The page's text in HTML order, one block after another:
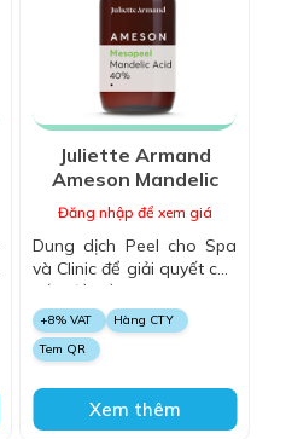
Juliette Armand
Ameson Mandelic
Acid 40%
Đăng nhập để xem giá
Dung dịch Peel cho Spa
và Clinic để giải quyết các
vấn đề về da mụn, thâm
và các dấu hiệu lão hoá,
căng bóng bề mặt, sáng
da
+8% VAT
Hàng CTY
Tem QR
Xem thêm